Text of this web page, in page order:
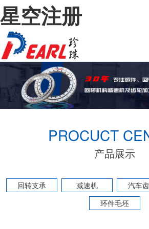
星空注册
PROCUCT
产品展示
回转支承 减速机 汽车
环件毛坯